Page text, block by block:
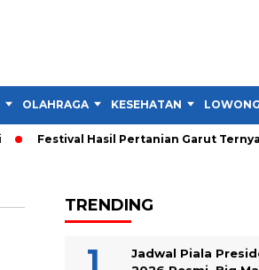
OLAHRAGA KESEHATAN
Festival Hasil Pertanian Garut
TRENDING
Jadwal Piala